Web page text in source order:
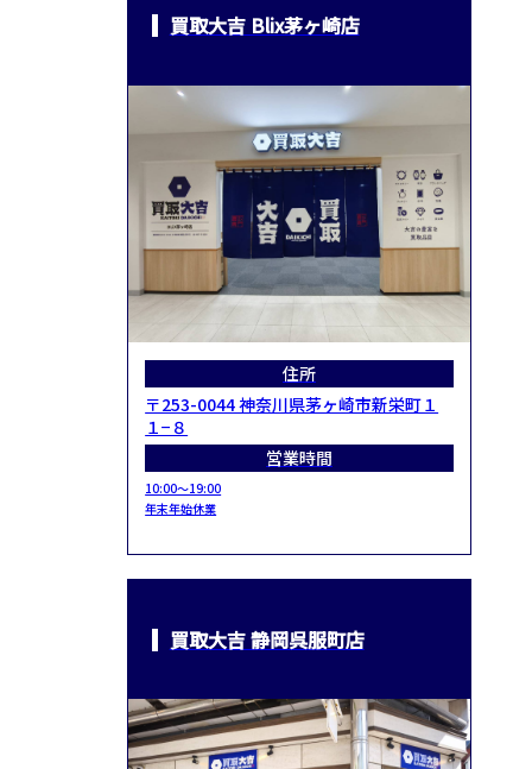
買取大吉 Blix茅ヶ崎店
住所
〒253-0044 神奈川県茅ヶ崎市新栄町１
１−８
営業時間
10:00～19:00
年末年始休業
買取大吉 静岡呉服町店